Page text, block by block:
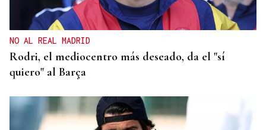
NO AL REAL MADRID
Rodri, el mediocentro más deseado, da el "sí
quiero" al Barça